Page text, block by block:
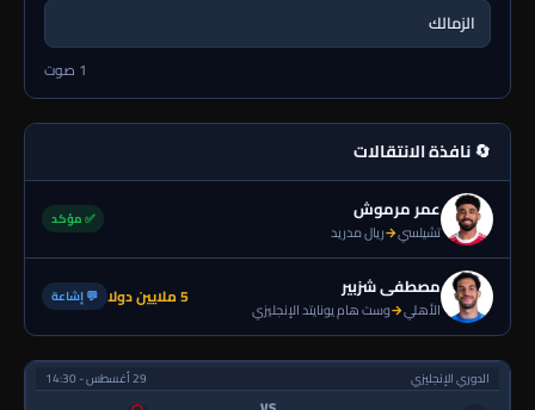
الزمالك
1 صوت
🔄 نافذة الانتقالات
عمر مرموش
تشيلسي→ريال مدريد
✅ مؤكد
مصطفى شزبير
الأهلي→وست هام يونايتد الإنجليزي 5 ملايين دولا 💬 إشاعة
الدوري الإنجليزي 29 أغسطس - 14:30